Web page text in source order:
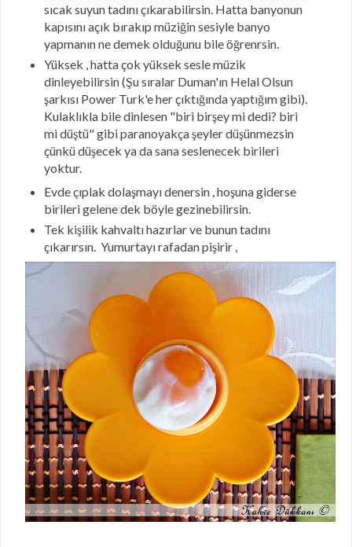
sıcak suyun tadını çıkarabilirsin. Hatta banyonun
kapısını açık bırakıp müziğin sesiyle banyo
yapmanın ne demek olduğunu bile öğrenrsin.
Yüksek , hatta çok yüksek sesle müzik
dinleyebilirsin (Şu sıralar Duman'ın Helal Olsun
şarkısı Power Turk'e her çıktığında yaptığım gibi).
Kulaklıkla bile dinlesen "biri birşey mi dedi? biri
mi düştü" gibi paranoyakça şeyler düşünmezsin
çünkü düşecek ya da sana seslenecek birileri
yoktur.
Evde çıplak dolaşmayı denersin , hoşuna giderse
birileri gelene dek böyle gezinebilirsin.
Tek kişilik kahvaltı hazırlar ve bunun tadını
çıkarırsın. Yumurtayı rafadan pişirir ,